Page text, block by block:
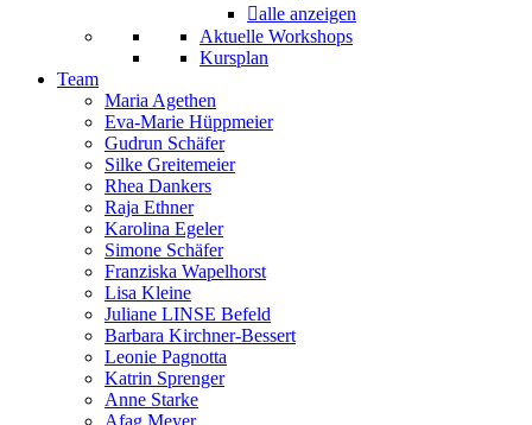
alle anzeigen
Aktuelle Workshops
Kursplan
Team
Maria Agethen
Eva-Marie Hüppmeier
Gudrun Schäfer
Silke Greitemeier
Rhea Dankers
Raja Ethner
Karolina Egeler
Simone Schäfer
Franziska Wapelhorst
Lisa Kleine
Juliane LINSE Befeld
Barbara Kirchner-Bessert
Leonie Pagnotta
Katrin Sprenger
Anne Starke
Afag Meyer